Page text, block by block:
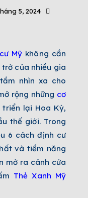
5, 2024
Mỹ không cần
của nhiều gia
nhìn xa cho
rộng những cơ
lại Hoa Kỳ,
thế giới. Trong
6 cách định cư
và tiềm năng
mở ra cánh cửa
Thẻ Xanh Mỹ